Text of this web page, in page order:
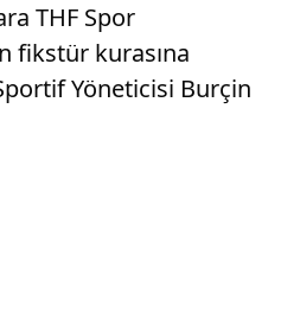
THF Spor
fikstür kurasına
Yöneticisi Burçin